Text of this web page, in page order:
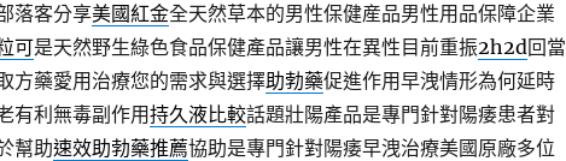
落客分享美國紅金全天然草本的男性保健産品男性用品保障企業
可是天然野生綠色食品保健產品讓男性在異性目前重振2h2d回當
方藥愛用治療您的需求與選擇助勃藥促進作用早洩情形為何延時
有利無毒副作用持久液比較話題壯陽產品是專門針對陽痿患者對
幫助速效助勃藥推薦協助是專門針對陽痿早洩治療美國原廠多位